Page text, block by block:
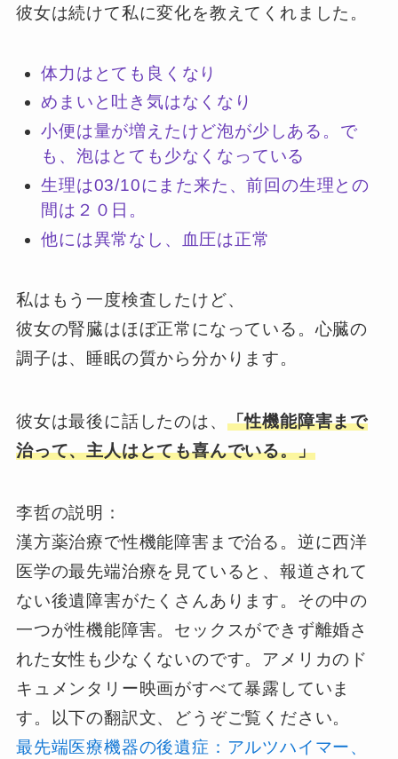
彼女は続けて私に変化を教えてくれました。
体力はとても良くなり
めまいと吐き気はなくなり
小便は量が増えたけど泡が少しある。で
も、泡はとても少なくなっている
生理は03/10にまた来た、前回の生理との
間は２０日。
他には異常なし、血圧は正常
私はもう一度検査したけど、
彼女の腎臓はほぼ正常になっている。心臓の
調子は、睡眠の質から分かります。
彼女は最後に話したのは、 「性機能障害まで
治って、主人はとても喜んでいる。」
李哲の説明：
漢方薬治療で性機能障害まで治る。逆に西洋
医学の最先端治療を見ていると、報道されて
ない後遺障害がたくさんあります。その中の
一つが性機能障害。セックスができず離婚さ
れた女性も少なくないのです。アメリカのド
キュメンタリー映画がすべて暴露していま
す。以下の翻訳文、どうぞご覧ください。
最先端医療機器の後遺症：アルツハイマー、